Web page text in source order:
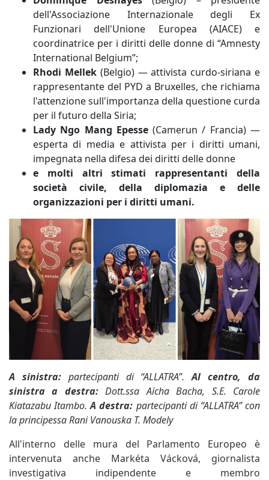
dell'Associazione Internazionale degli Ex
Funzionari dell'Unione Europea (AIACE) e
coordinatrice per i diritti delle donne di “Amnesty
International Belgium”;
Rhodi Mellek (Belgio) — attivista curdo-siriana e
rappresentante del PYD a Bruxelles, che richiama
l'attenzione sull'importanza della questione curda
per il futuro della Siria;
Lady Ngo Mang Epesse (Camerun / Francia) —
esperta di media e attivista per i diritti umani,
impegnata nella difesa dei diritti delle donne
e molti altri stimati rappresentanti della
società civile, della diplomazia e delle
organizzazioni per i diritti umani.
A sinistra: partecipanti di “ALLATRA”.Al centro, da
sinistra a destra: Dott.ssa Aicha Bacha, S.E. Carole
Kiatazabu Itambo.A destra: partecipanti di “ALLATRA” con
la principessa Rani Vanouska T. Modely
All'interno delle mura del Parlamento Europeo è
intervenuta anche Markéta Vácková, giornalista
investigativa indipendente e membro